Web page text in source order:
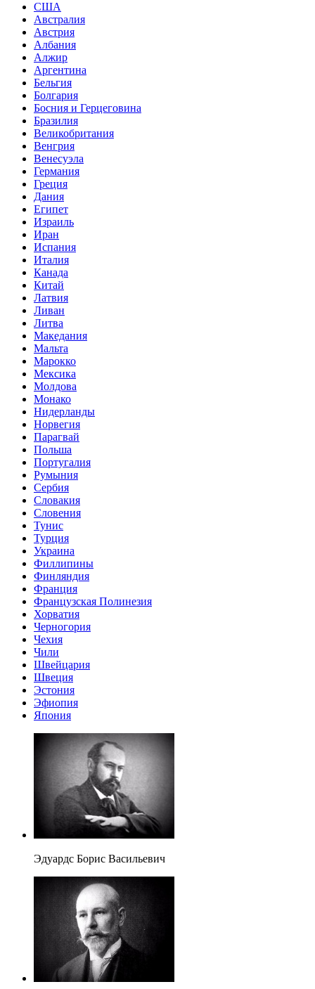
США
Австралия
Австрия
Албания
Алжир
Аргентина
Бельгия
Болгария
Босния и Герцеговина
Бразилия
Великобритания
Венгрия
Венесуэла
Германия
Греция
Дания
Египет
Израиль
Иран
Испания
Италия
Канада
Китай
Латвия
Ливан
Литва
Македания
Мальта
Марокко
Мексика
Молдова
Монако
Нидерланды
Норвегия
Парагвай
Польша
Португалия
Румыния
Сербия
Словакия
Словения
Тунис
Турция
Украина
Филлипины
Финляндия
Франция
Французская Полинезия
Хорватия
Черногория
Чехия
Чили
Швейцария
Швеция
Эстония
Эфиопия
Япония
Эдуардс Борис Васильевич